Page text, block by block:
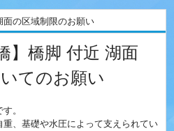
面の区域制限のお願い
】橋脚 付近 湖面
てのお願い
。
重、基礎や水圧によって支えられてい